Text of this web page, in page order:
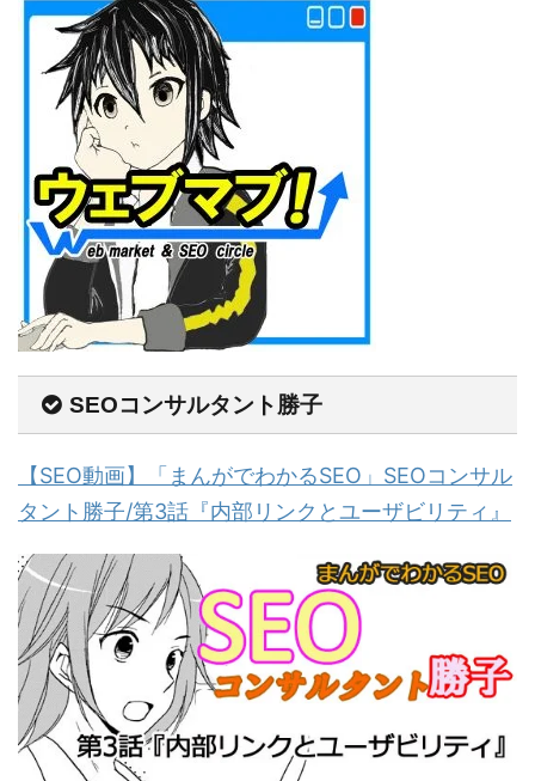
SEOコンサルタント勝子
【SEO動画】「まんがでわかるSEO」SEOコンサル
タント勝子/第3話『内部リンクとユーザビリティ』